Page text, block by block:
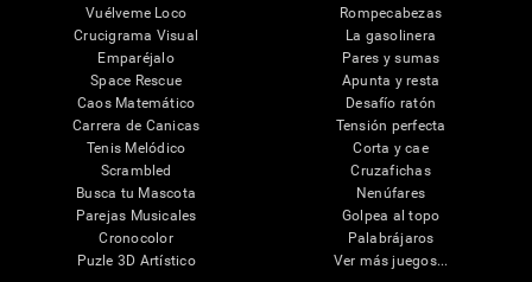
Vuélveme Loco
Crucigrama Visual
Emparéjalo
Space Rescue
Caos Matemático
Carrera de Canicas
Tenis Melódico
Scrambled
Busca tu Mascota
Parejas Musicales
Cronocolor
Puzle 3D Artístico
Rompecabezas
La gasolinera
Pares y sumas
Apunta y resta
Desafío ratón
Tensión perfecta
Corta y cae
Cruzafichas
Nenúfares
Golpea al topo
Palabrájaros
Ver más juegos...